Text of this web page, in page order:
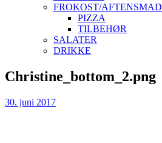
FROKOST/AFTENSMAD
PIZZA
TILBEHØR
SALATER
DRIKKE
Skip
to
Christine_bottom_2.png
30. juni 2017